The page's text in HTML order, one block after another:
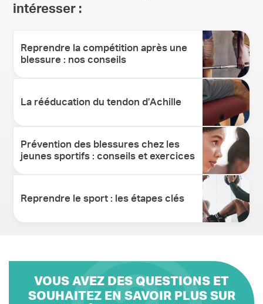
intéresser :
Reprendre la compétition après une
blessure : nos conseils
La rééducation du tendon d’Achille
Prévention des blessures chez les
jeunes sportifs : conseils et exercices
Reprendre le sport : les étapes clés
VOUS AVEZ DES QUESTIONS ET
SOUHAITEZ EN SAVOIR PLUS SUR